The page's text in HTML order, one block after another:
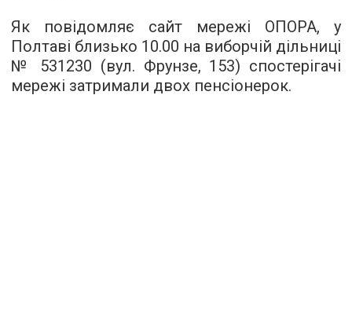
Як повідомляє сайт мережі ОПОРА, у
Полтаві близько 10.00 на виборчій дільниці
№ 531230 (вул. Фрунзе, 153) спостерігачі
мережі затримали двох пенсіонерок.